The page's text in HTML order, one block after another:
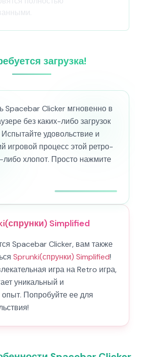
загрузка!
Spacebar Clicker мгновенно в
без каких-либо загрузок
Испытайте удовольствие и
игровой процесс этой ретро-
либо хлопот. Просто нажмите
Simplified
Spacebar Clicker, вам также
Sprunki(спрунки) Simplified!
игра на Retro игра,
уникальный и
Попробуйте ее для